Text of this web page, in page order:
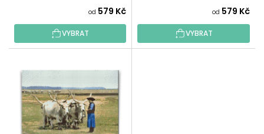
od 579 Kč
VYBRAT
od 579 Kč
VYBRAT